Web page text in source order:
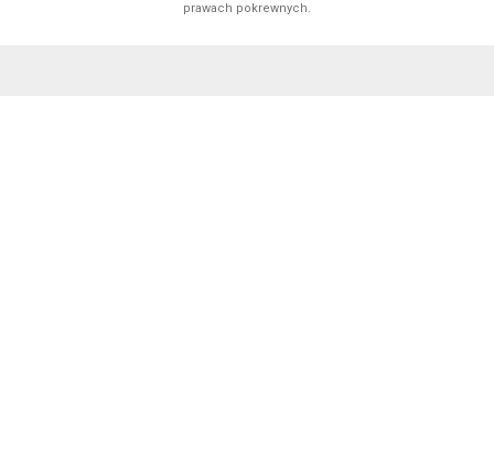
prawach pokrewnych.